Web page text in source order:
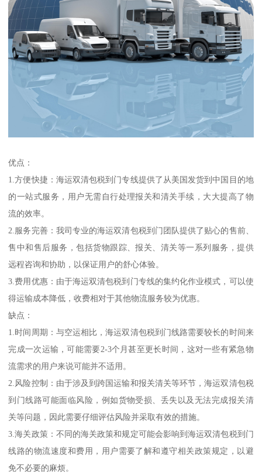
优点：
1.方便快捷：海运双清包税到门专线提供了从美国发货到中国目的地
的一站式服务，用户无需自行处理报关和清关手续，大大提高了物
流的效率。
2.服务完善：我司专业的海运双清包税到门团队提供了贴心的售前、
售中和售后服务，包括货物跟踪、报关、清关等一系列服务，提供
远程咨询和协助，以保证用户的舒心体验。
3.费用优惠：由于海运双清包税到门专线的集约化作业模式，可以使
得运输成本降低，收费相对于其他物流服务较为优惠。
缺点：
1.时间周期：与空运相比，海运双清包税到门线路需要较长的时间来
完成一次运输，可能需要2-3个月甚至更长时间，这对一些有紧急物
流需求的用户来说可能并不适用。
2.风险控制：由于涉及到跨国运输和报关清关等环节，海运双清包税
到门线路可能面临风险，例如货物受损、丢失以及无法完成报关清
关等问题，因此需要仔细评估风险并采取有效的措施。
3.海关政策：不同的海关政策和规定可能会影响到海运双清包税到门
线路的物流速度和费用，用户需要了解和遵守相关政策规定，以避
免不必要的麻烦。